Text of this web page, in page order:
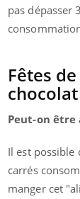
pas dépasser
Fêtes
chocolat
Peut-on être
Il est
carrés
manger cet